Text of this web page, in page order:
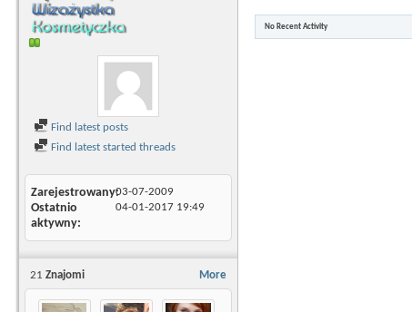
Find latest posts
Find latest started threads
Zarejestrowany03-07-2009
Ostatnio
aktywny
04-01-2017 19:49
More
21 Znajomi
No Recent Activity